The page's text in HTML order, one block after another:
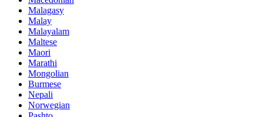
Malagasy
Malay
Malayalam
Maltese
Maori
Marathi
Mongolian
Burmese
Nepali
Norwegian